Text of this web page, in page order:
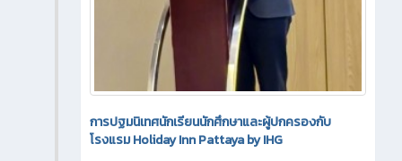
การปฐมนิเทศนักเรียนนักศึกษาและผู้ปกครองกับ
โรงแรม Holiday Inn Pattaya by IHG